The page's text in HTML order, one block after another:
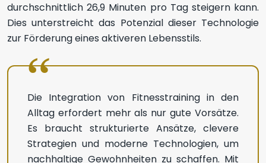
durchschnittlich 26,9 Minuten pro Tag steigern kann.
Dies unterstreicht das Potenzial dieser Technologie
zur Förderung eines aktiveren Lebensstils.
Die Integration von Fitnesstraining in den
Alltag erfordert mehr als nur gute Vorsätze.
Es braucht strukturierte Ansätze, clevere
Strategien und moderne Technologien, um
nachhaltige Gewohnheiten zu schaffen. Mit